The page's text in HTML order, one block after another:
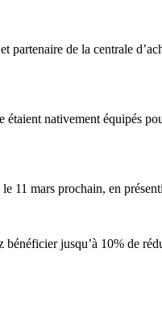
partenaire de la centrale
étaient nativement équipés
11 mars prochain, en
jusqu’à 10% de